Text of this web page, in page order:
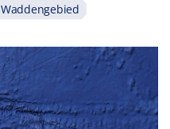
Waddengebied